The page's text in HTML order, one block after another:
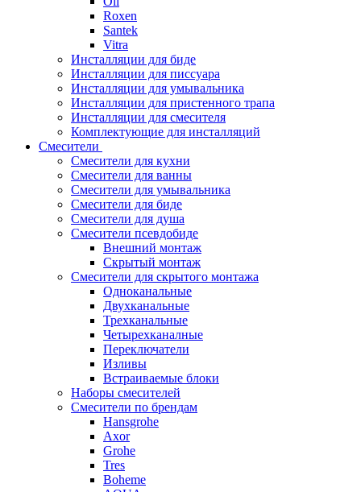
Roxen
Santek
Vitra
Инсталляции для биде
Инсталляции для писсуара
Инсталляции для умывальника
Инсталляции для пристенного трапа
Инсталляции для смесителя
Комплектующие для инсталляций
Смесители
Смесители для кухни
Смесители для ванны
Смесители для умывальника
Смесители для биде
Смесители для душа
Смесители псевдобиде
Внешний монтаж
Скрытый монтаж
Смесители для скрытого монтажа
Одноканальные
Двухканальные
Трехканальные
Четырехканалные
Переключатели
Изливы
Встраиваемые блоки
Наборы смесителей
Смесители по брендам
Hansgrohe
Axor
Grohe
Tres
Boheme